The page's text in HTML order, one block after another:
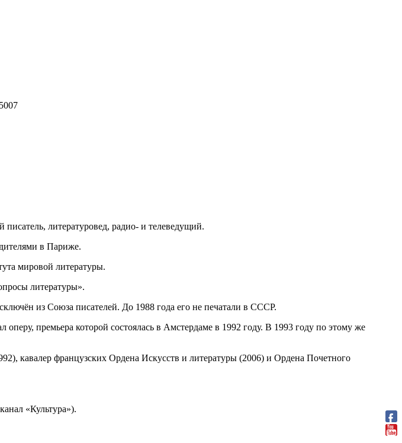
литературовед, радио- и телеведущий.
в Париже.
мировой литературы.
литературы».
из Союза писателей. До 1988 года его не печатали в СССР.
оперу, премьера которой состоялась в Амстердаме в 1992 году. В 1993 году по этому же
кавалер французских Ордена Искусств и литературы (2006) и Ордена Почетного
«Культура»).